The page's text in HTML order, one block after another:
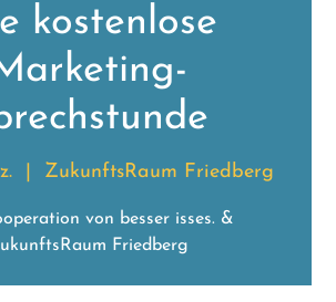
kostenlose
  |
ZukunftsRaum Friedberg
von besser isses. &
Friedberg